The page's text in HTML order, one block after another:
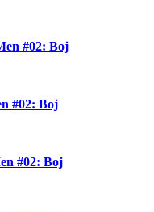
#02: Boj
#02: Boj
#02: Boj